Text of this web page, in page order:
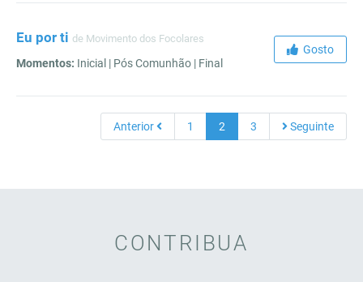
Eu por ti de Movimento dos Focolares
Momentos: Inicial | Pós Comunhão | Final
Gosto
Anterior 1 2 3 Seguinte
CONTRIBUA